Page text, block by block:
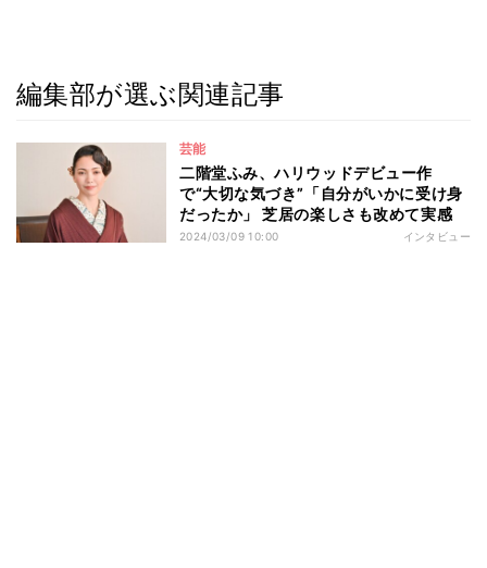
編集部が選ぶ関連記事
芸能
二階堂ふみ、ハリウッドデビュー作
で“大切な気づき”「自分がいかに受け身
だったか」 芝居の楽しさも改めて実感
2024/03/09 10:00 インタビュー